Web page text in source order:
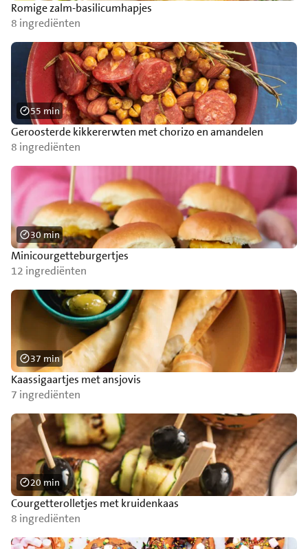
Romige zalm-basilicumhapjes
8 ingrediënten
Geroosterde kikkererwten met chorizo en amandelen
8 ingrediënten
55 min
Minicourgetteburgertjes
12 ingrediënten
30 min
Kaassigaartjes met ansjovis
7 ingrediënten
37 min
Courgetterolletjes met kruidenkaas
8 ingrediënten
20 min